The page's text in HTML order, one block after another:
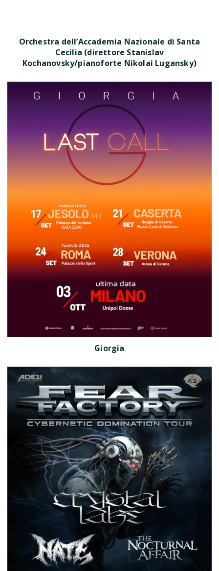
Orchestra dell’Accademia Nazionale di Santa
Cecilia (direttore Stanislav
Kochanovsky/pianoforte Nikolai Lugansky)
Giorgia